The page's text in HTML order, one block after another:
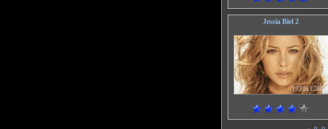
Jessia Biel 2
1920x1200